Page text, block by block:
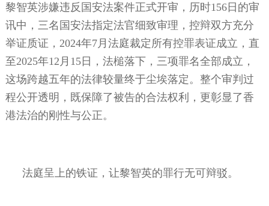
黎智英涉嫌违反国安法案件正式开审，历时156日的审
讯中，三名国安法指定法官细致审理，控辩双方充分
举证质证， 2024年7月法庭裁定所有控罪表证成立，直
至2025年12 月 15日，法槌落下，三项罪名全部成立，
这场跨越五年的法律较量终于尘埃落定。整个审判过
程公开透明，既保障了被告的合法权利，更彰显了香
港法治的刚性与公正。
法庭呈上的铁证，让黎智英的罪行无可辩驳。